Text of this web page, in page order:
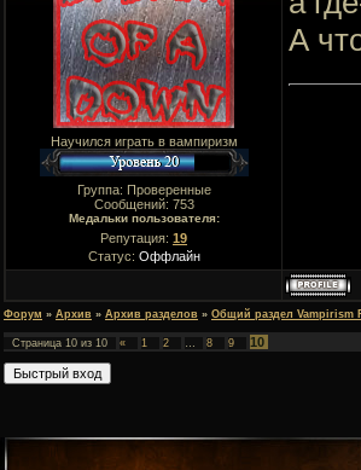
Научился играть в вампиризм
Группа: Проверенные
Сообщений: 753
Медальки пользователя:
Репутация: 19
Статус: Оффлайн
А
Форум » Архив » Архив разделов » Общий раздел Vampirism
Страница 10 из 10 « 1 2 … 8 9 10